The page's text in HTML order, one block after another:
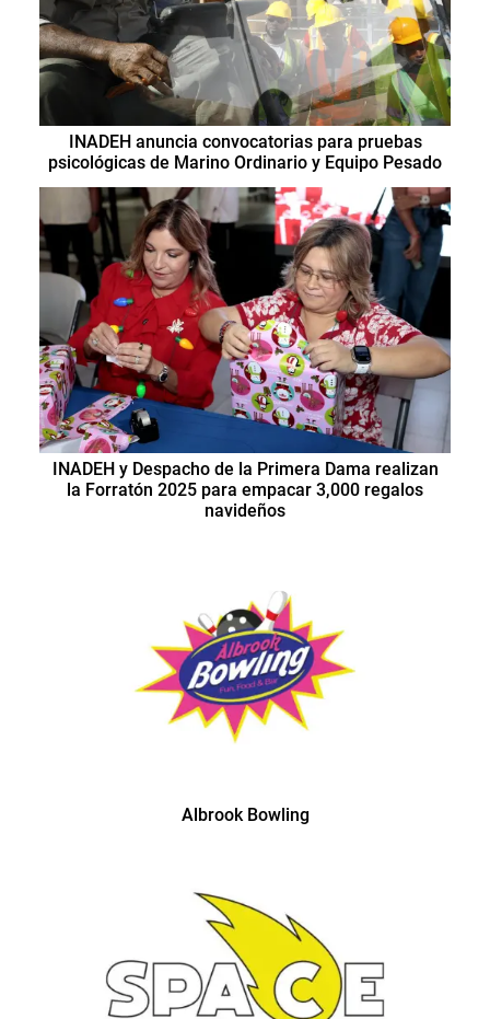
INADEH anuncia convocatorias para pruebas
psicológicas de Marino Ordinario y Equipo Pesado
INADEH y Despacho de la Primera Dama realizan
la Forratón 2025 para empacar 3,000 regalos
navideños
Albrook Bowling